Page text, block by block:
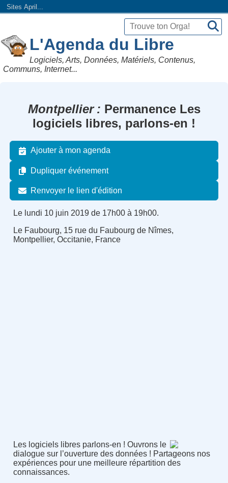
Sites April...
L'Agenda du Libre
Logiciels, Arts, Données, Matériels, Contenus,
Communs, Internet...
Montpellier
Permanence Les
logiciels libres, parlons-en !
Ajouter à mon agenda
Dupliquer événement
Renvoyer le lien d'édition
Le lundi 10 juin 2019 de 17h00 à 19h00.
Le Faubourg, 15 rue du Faubourg de Nîmes,
Montpellier, Occitanie, France
Les logiciels libres parlons-en ! Ouvrons le
dialogue sur l’ouverture des données ! Partageons nos
expériences pour une meilleure répartition des
connaissances.